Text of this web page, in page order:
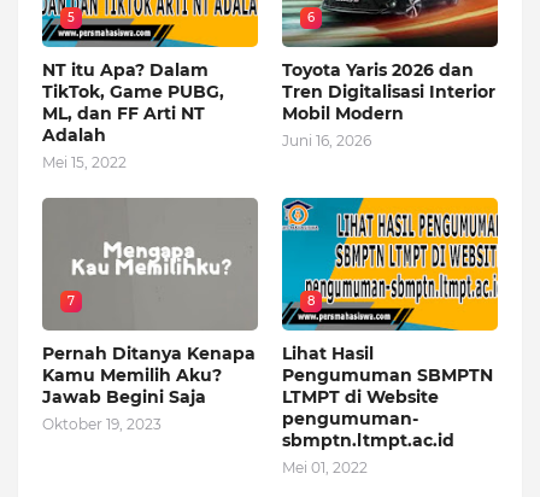
5
NT itu Apa? Dalam
TikTok, Game PUBG,
ML, dan FF Arti NT
Adalah
Mei 15, 2022
6
Toyota Yaris 2026 dan
Tren Digitalisasi Interior
Mobil Modern
Juni 16, 2026
7
Pernah Ditanya Kenapa
Kamu Memilih Aku?
Jawab Begini Saja
Oktober 19, 2023
8
Lihat Hasil
Pengumuman SBMPTN
LTMPT di Website
pengumuman-
sbmptn.ltmpt.ac.id
Mei 01, 2022